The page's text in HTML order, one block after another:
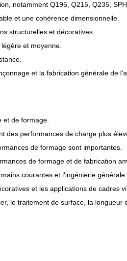
notamment Q195, Q215, Q235,
et une cohérence dimensionnelle.
structurelles et décoratives.
et moyenne.
et la fabrication générale de
de formage.
des performances de charge plus
de formage sont importantes.
de formage et de fabrication
courantes et l'ingénierie générale.
et les applications de cadres
le traitement de surface, la longueur